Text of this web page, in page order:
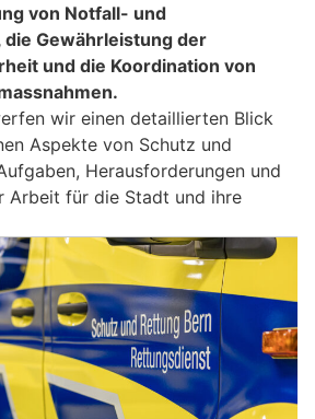
von Notfall- und
Gewährleistung der
und die Koordination von
wir einen detaillierten Blick
Aspekte von Schutz und
Herausforderungen und
Arbeit für die Stadt und ihre